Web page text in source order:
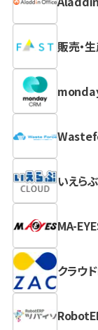
販売・
いえら
MA-
クラウ